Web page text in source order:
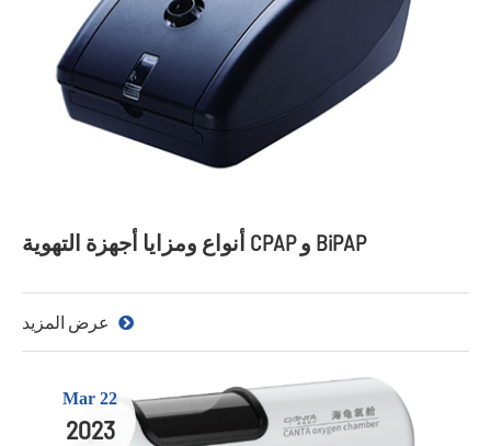
أنواع ومزايا أجهزة التهوية CPAP و BiPAP
Mar 22
2023